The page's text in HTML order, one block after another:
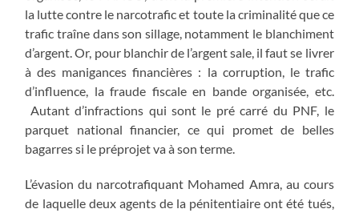
la lutte contre le narcotrafic et toute la criminalité que ce
trafic traîne dans son sillage, notamment le blanchiment
d’argent. Or, pour blanchir de l’argent sale, il faut se livrer
à des manigances financières : la corruption, le trafic
d’influence, la fraude fiscale en bande organisée, etc.
Autant d’infractions qui sont le pré carré du PNF, le
parquet national financier, ce qui promet de belles
bagarres si le préprojet va à son terme.
L’évasion du narcotrafiquant Mohamed Amra, au cours
de laquelle deux agents de la pénitentiaire ont été tués,